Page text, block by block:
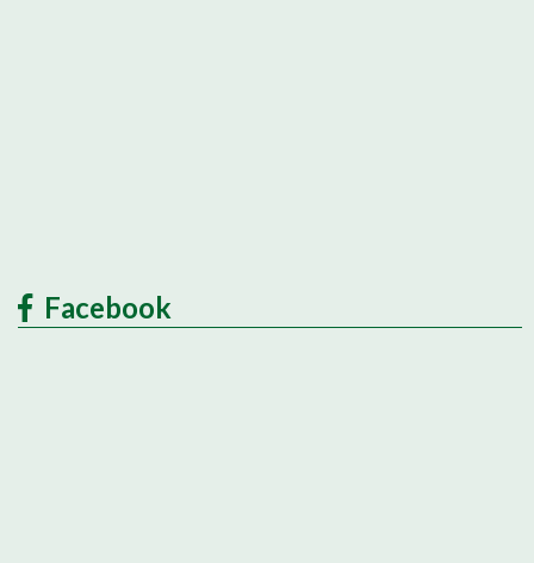
Facebook